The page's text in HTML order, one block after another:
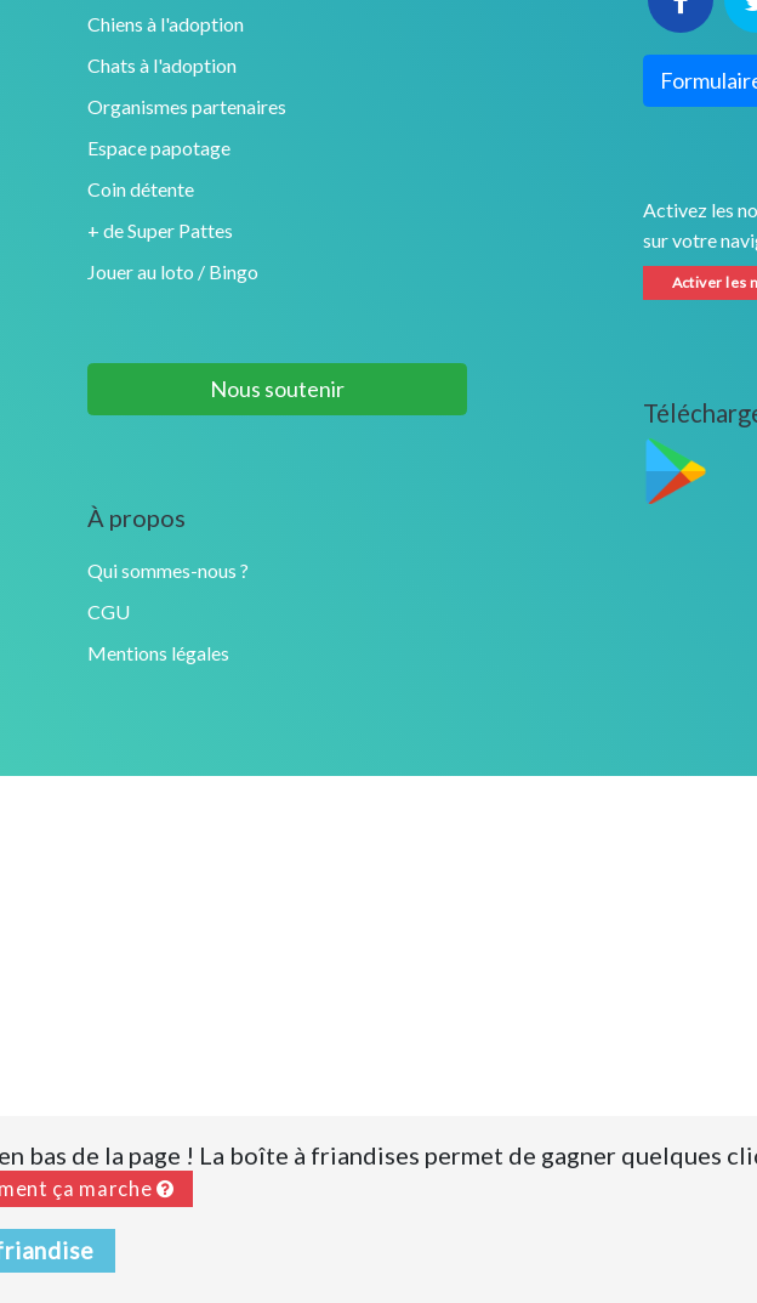
Chiens à l'adoption
Chats à l'adoption
Organismes partenaires
Espace papotage
Coin détente
+ de Super Pattes
Jouer au loto / Bingo
Nous soutenir
À propos
Qui sommes-nous ?
CGU
Mentions légales
Activez les
sur votre
Activer les
bas de la page ! La boîte à friandises permet de gagner quelques
ça marche